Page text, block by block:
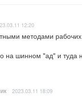
12:20
методами
на шинном "ад" и туда
2023.03.11 18:09